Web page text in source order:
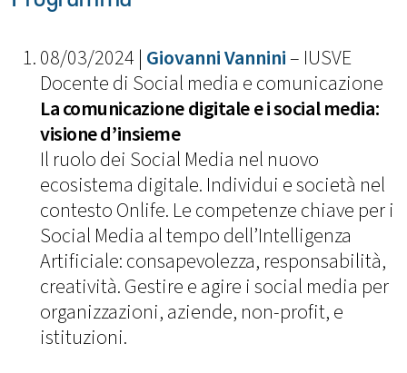
08/03/2024 | Giovanni Vannini– IUSVE
Docente di Social media e comunicazione
La comunicazione digitale e i social media:
visione d’insieme
Il ruolo dei Social Media nel nuovo
ecosistema digitale. Individui e società nel
contesto Onlife. Le competenze chiave per i
Social Media al tempo dell’Intelligenza
Artificiale: consapevolezza, responsabilità,
creatività. Gestire e agire i social media per
organizzazioni, aziende, non-profit, e
istituzioni.